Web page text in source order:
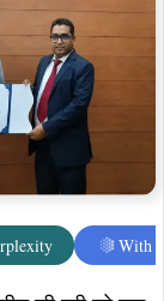
MoU,
(ऑनर्स)